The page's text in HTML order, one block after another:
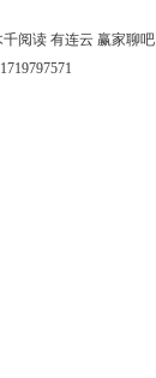
千阅读 有连云 赢家聊吧